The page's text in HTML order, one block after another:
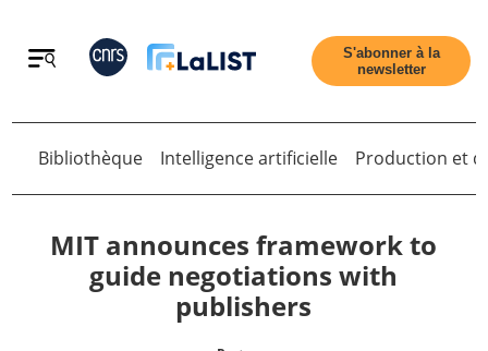
Retour
S'abonner à la
newsletter
Retour
Bibliothèque Intelligence artificielle Production et
MIT announces framework to
guide negotiations with
publishers